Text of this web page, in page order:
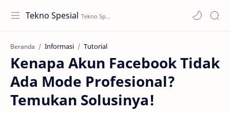
Tekno Spesial
Beranda Informasi Tutorial
Kenapa Akun Facebook Tidak
Ada Mode Profesional?
Temukan Solusinya!